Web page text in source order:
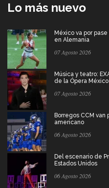
Lo más nuevo
México va por
en Alemania
07 Agosto 2026
Música y teatro:
de la Ópera México
07 Agosto 2026
Borregos CCM
americano
06 Agosto 2026
Del escenario de
Estados Unidos
06 Agosto 2026